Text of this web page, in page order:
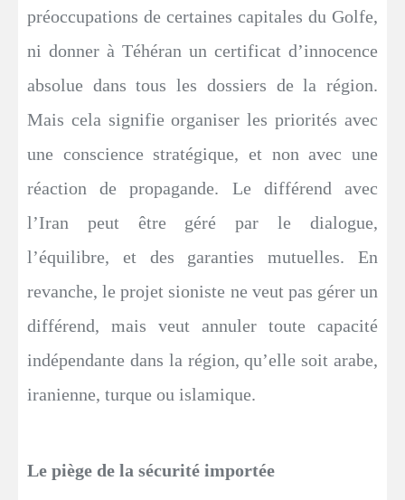
préoccupations de certaines capitales du Golfe,
ni donner à Téhéran un certificat d’innocence
absolue dans tous les dossiers de la région.
Mais cela signifie organiser les priorités avec
une conscience stratégique, et non avec une
réaction de propagande. Le différend avec
l’Iran peut être géré par le dialogue,
l’équilibre, et des garanties mutuelles. En
revanche, le projet sioniste ne veut pas gérer un
différend, mais veut annuler toute capacité
indépendante dans la région, qu’elle soit arabe,
iranienne, turque ou islamique.
Le piège de la sécurité importée